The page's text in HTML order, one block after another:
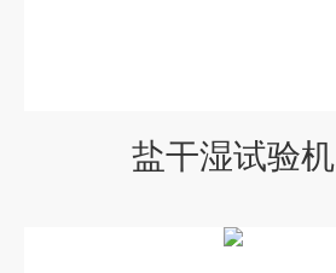
盐干湿试验机